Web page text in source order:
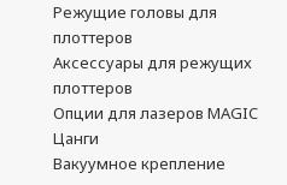
Режущие головы для
плоттеров
Аксессуары для режущих
плоттеров
Опции для лазеров MAGIC
Цанги
Вакуумное крепление